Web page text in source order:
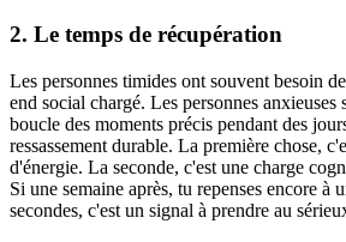
2. Le temps de récupération
Les personnes timides ont souvent besoin
end social chargé. Les personnes anxieuses
boucle des moments précis pendant des
ressassement durable. La première chose,
d'énergie. La seconde, c'est une charge
Si une semaine après, tu repenses encore à
secondes, c'est un signal à prendre au